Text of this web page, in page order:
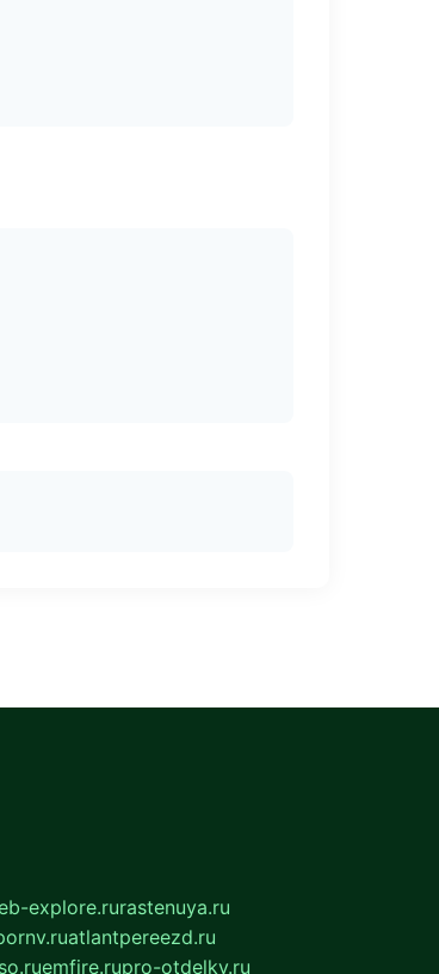
explore.rurastenuya.ru
atlantpereezd.ru
emfire.rupro-otdelky.ru